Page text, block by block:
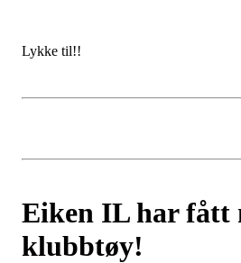
Lykke til!!
Eiken IL har fått
klubbtøy!